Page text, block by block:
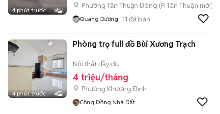
4 phút trước 3
Phường Tân Thuận Đông (P. Tân Thuận mới)
Quang Dương 11 đã bán
4 phút trước 4
Phòng trọ full đồ Bùi Xương Trạch
Nội thất đầy đủ
4 triệu/tháng
Phường Khương Đình
Cộng Đồng Nhà Đất